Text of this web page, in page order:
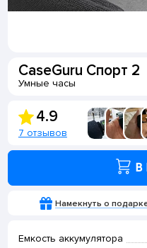
CaseGuru Спорт 2
Умные часы
4.9
7 отзывов
В
Намекнуть о
Емкость аккумулятора